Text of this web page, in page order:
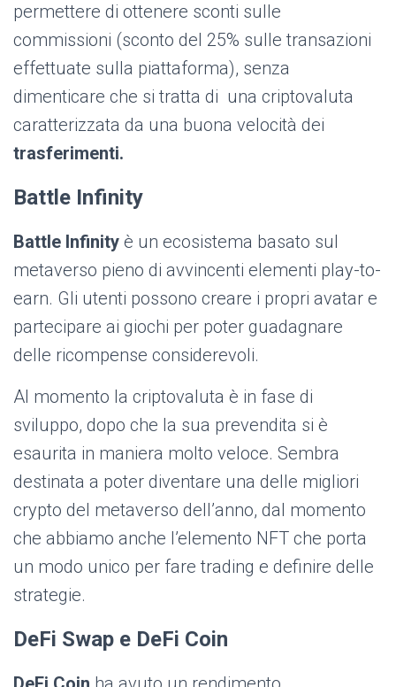
permettere di ottenere sconti sulle
commissioni (sconto del 25% sulle transazioni
effettuate sulla piattaforma), senza
dimenticare che si tratta di una criptovaluta
caratterizzata da una buona velocità dei
trasferimenti.
Battle Infinity
Battle Infinity è un ecosistema basato sul
metaverso pieno di avvincenti elementi play-to-
earn. Gli utenti possono creare i propri avatar e
partecipare ai giochi per poter guadagnare
delle ricompense considerevoli.
Al momento la criptovaluta è in fase di
sviluppo, dopo che la sua prevendita si è
esaurita in maniera molto veloce. Sembra
destinata a poter diventare una delle migliori
crypto del metaverso dell’anno, dal momento
che abbiamo anche l’elemento NFT che porta
un modo unico per fare trading e definire delle
strategie.
DeFi Swap e DeFi Coin